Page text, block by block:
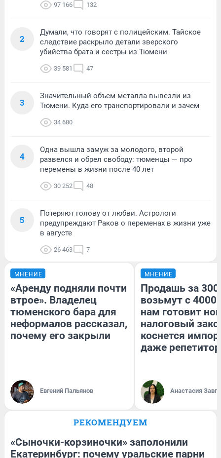
97 166 132
2
Думали, что говорят с полицейским. Тайское
следствие раскрыло детали зверского
убийства брата и сестры из Тюмени
39 581 47
3
Значительный объем металла вывезли из
Тюмени. Куда его транспортировали и зачем
34 680
4
Одна вышла замуж за молодого, второй
развелся и обрел свободу: тюменцы — про
перемены в жизни после 40 лет
30 252 48
5
Потеряют голову от любви. Астрологи
предупреждают Раков о переменах в жизни уже
в августе
26 463 7
МНЕНИЕ
«Аренду подняли почти
втрое». Владелец
тюменского бара для
неформалов рассказал,
почему его закрыли
Евгений Пальянов
МНЕНИЕ
Продашь за
возьмут с
нам готовит
налоговый
коснется
даже
Анастасия
РЕКОМЕНДУЕМ
«Сыночки-корзиночки» заполонили
Екатеринбург: почему уральские парни